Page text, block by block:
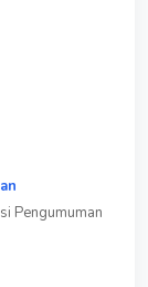
Pengumuman